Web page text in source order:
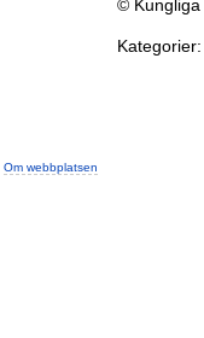
©
Kategorier:
Om webbplatsen